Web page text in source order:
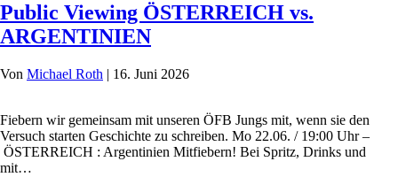
Public Viewing ÖSTERREICH vs.
ARGENTINIEN
Von Michael Roth | 16. Juni 2026
Fiebern wir gemeinsam mit unseren ÖFB Jungs mit, wenn sie den
Versuch starten Geschichte zu schreiben. Mo 22.06. / 19:00 Uhr –
ÖSTERREICH : Argentinien Mitfiebern! Bei Spritz, Drinks und
mit…